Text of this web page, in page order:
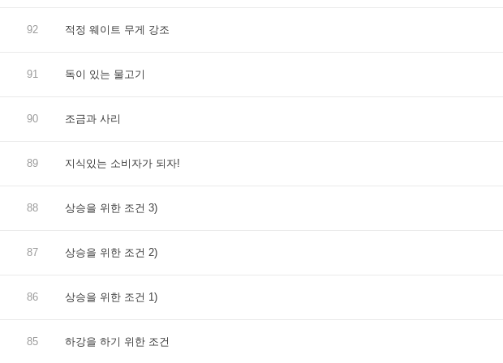
92 적정 웨이트 무게 강조
91 독이 있는 물고기
90 조금과 사리
89 지식있는 소비자가 되자!
88 상승을 위한 조건 3)
87 상승을 위한 조건 2)
86 상승을 위한 조건 1)
85 하강을 하기 위한 조건